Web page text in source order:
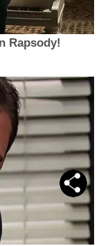
Rapsody!